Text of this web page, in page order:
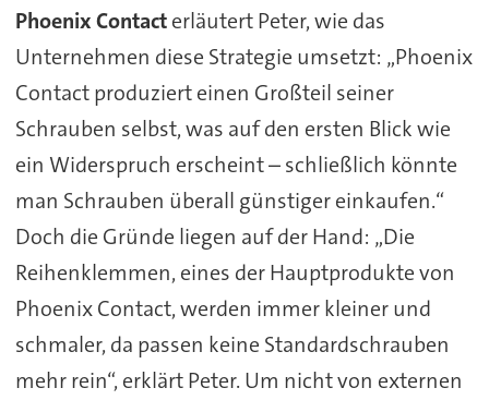
Phoenix Contacterläutert Peter, wie das
Unternehmen diese Strategie umsetzt: „Phoenix
Contact produziert einen Großteil seiner
Schrauben selbst, was auf den ersten Blick wie
ein Widerspruch erscheint – schließlich könnte
man Schrauben überall günstiger einkaufen.“
Doch die Gründe liegen auf der Hand: „Die
Reihenklemmen, eines der Hauptprodukte von
Phoenix Contact, werden immer kleiner und
schmaler, da passen keine Standardschrauben
mehr rein“, erklärt Peter. Um nicht von externen